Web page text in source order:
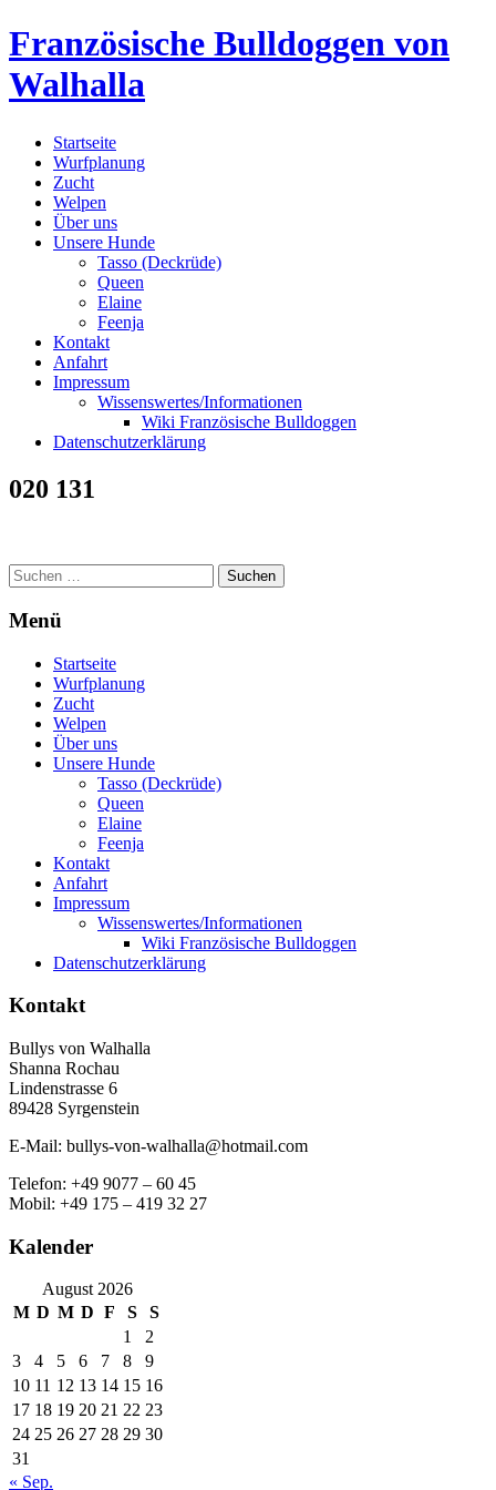
Skip
to
content
Französische Bulldoggen von
Walhalla
Startseite
Wurfplanung
Zucht
Welpen
Über uns
Unsere Hunde
Tasso (Deckrüde)
Queen
Elaine
Feenja
Kontakt
Anfahrt
Impressum
Wissenswertes/Informationen
Wiki Französische Bulldoggen
Datenschutzerklärung
020 131
Suchen
nach:
Menü
Startseite
Wurfplanung
Zucht
Welpen
Über uns
Unsere Hunde
Tasso (Deckrüde)
Queen
Elaine
Feenja
Kontakt
Anfahrt
Impressum
Wissenswertes/Informationen
Wiki Französische Bulldoggen
Datenschutzerklärung
Kontakt
Bullys von Walhalla
Shanna Rochau
Lindenstrasse 6
89428 Syrgenstein
E-Mail: bullys-von-walhalla@hotmail.com
Telefon: +49 9077 – 60 45
Mobil: +49 175 – 419 32 27
Kalender
August 2026
M D M D F S
S
1
2
3
4 5 6 7 8
9
10 11 12 13 14 15 16
17 18 19 20 21 22 23
24 25 26 27 28 29 30
31
« Sep.